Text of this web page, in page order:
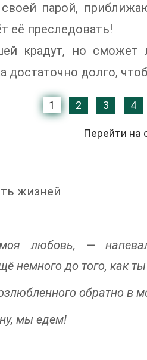
своей парой,
её преследовать!
крадут, но
достаточно долго,
1 2 3 4
Перейти на
жизней
любовь, —
немного до того, как
обратно в
мы едем!